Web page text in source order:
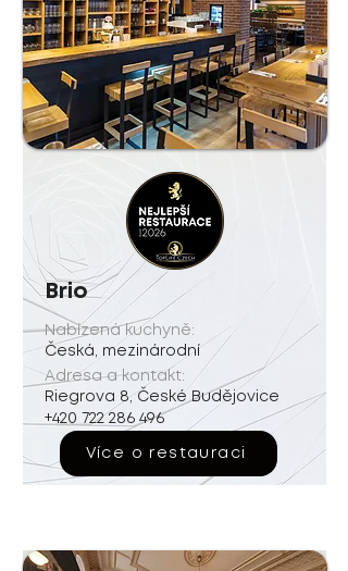
Brio
Nabízená kuchyně:
Česká, mezinárodní
Adresa a kontakt:
Riegrova 8, České Budějovice
+420 722 286 496
Více o restauraci